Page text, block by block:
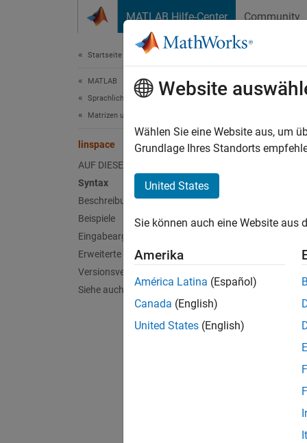
MATLAB Hilfe-Center Community
Startseite der Dokumentation
MATLAB
Sprachliche Grundlagen
Matrizen und Arrays
linspace
AUF DIESER SEITE
Syntax
Beschreibung
Beispiele
Eingabeargumente
Erweiterte Fähigkeiten
Versionsverlauf
Siehe auch
y =
y =
Website
Wählen Sie eine Website aus, um
Grundlage Ihres Standorts
United States
Sie können auch eine Website aus
Amerika
América Latina (Español)
Canada (English)
United States (English)